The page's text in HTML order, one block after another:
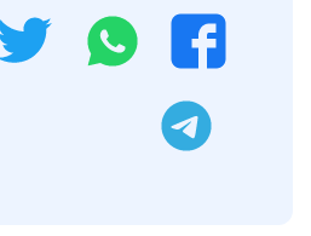
فيسبوك
واتساب